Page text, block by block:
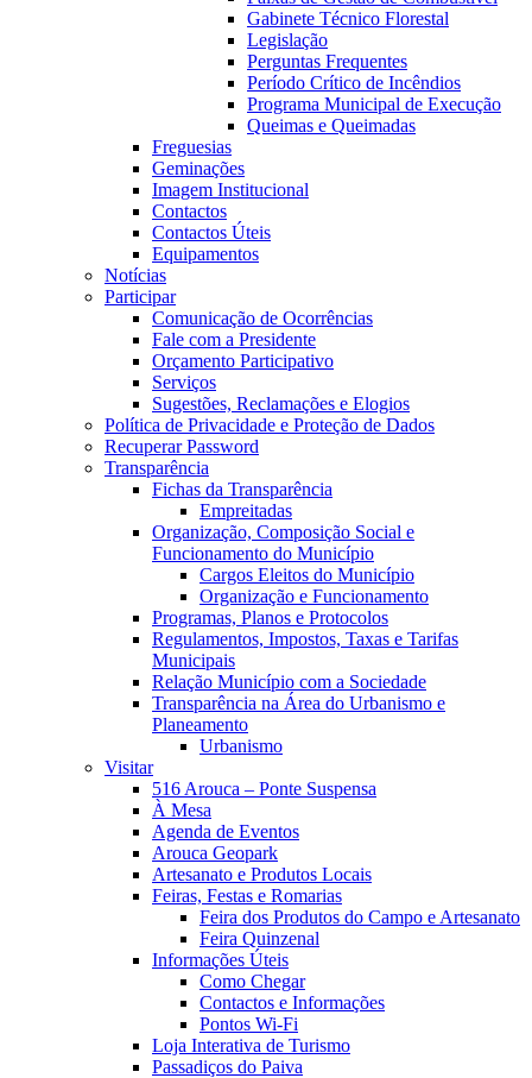
Gabinete Técnico Florestal
Legislação
Perguntas Frequentes
Período Crítico de Incêndios
Programa Municipal de Execução
Queimas e Queimadas
Freguesias
Geminações
Imagem Institucional
Contactos
Contactos Úteis
Equipamentos
Notícias
Participar
Comunicação de Ocorrências
Fale com a Presidente
Orçamento Participativo
Serviços
Sugestões, Reclamações e Elogios
Política de Privacidade e Proteção de Dados
Recuperar Password
Transparência
Fichas da Transparência
Empreitadas
Organização, Composição Social e
Funcionamento do Município
Cargos Eleitos do Município
Organização e Funcionamento
Programas, Planos e Protocolos
Regulamentos, Impostos, Taxas e Tarifas
Municipais
Relação Município com a Sociedade
Transparência na Área do Urbanismo e
Planeamento
Urbanismo
Visitar
516 Arouca – Ponte Suspensa
À Mesa
Agenda de Eventos
Arouca Geopark
Artesanato e Produtos Locais
Feiras, Festas e Romarias
Feira dos Produtos do Campo e Artesanato
Feira Quinzenal
Informações Úteis
Como Chegar
Contactos e Informações
Pontos Wi-Fi
Loja Interativa de Turismo
Passadiços do Paiva